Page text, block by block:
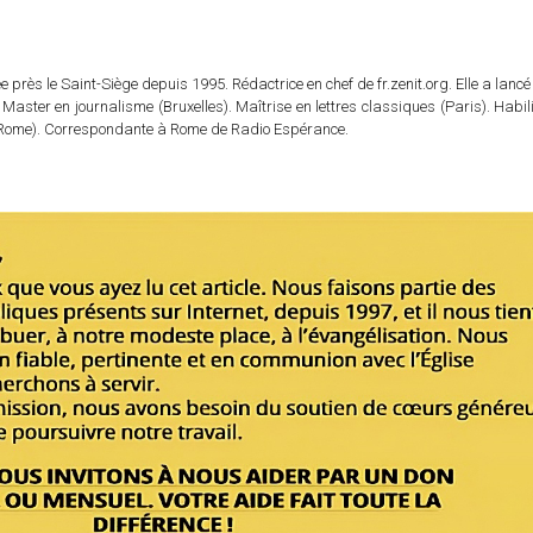
le Saint-Siège depuis 1995. Rédactrice en chef de fr.zenit.org. Elle a lancé
en journalisme (Bruxelles). Maîtrise en lettres classiques (Paris).
Correspondante à Rome de Radio Espérance.